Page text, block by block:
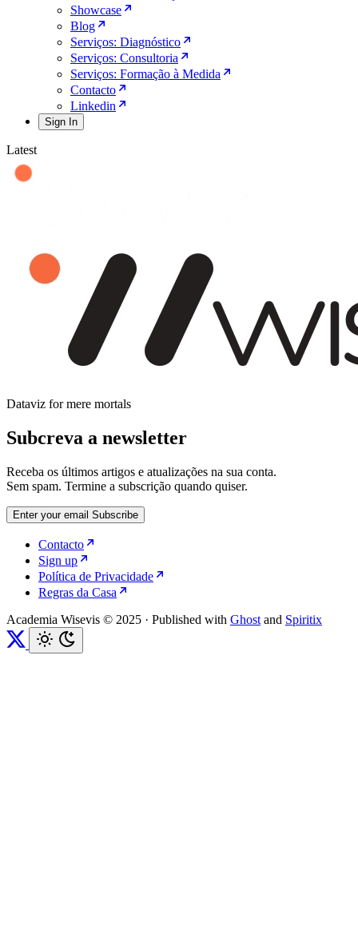
Showcase
Blog
Serviços: Diagnóstico
Serviços: Consultoria
Serviços: Formação à Medida
Contacto
Linkedin
Sign In
Latest
Dataviz for mere mortals
Subcreva a newsletter
Receba os últimos artigos e atualizações na sua conta.
Sem spam. Termine a subscrição quando quiser.
Enter your email Subscribe
Contacto
Sign up
Política de Privacidade
Regras da Casa
Academia Wisevis © 2025 · Published with Ghost and Spiritix